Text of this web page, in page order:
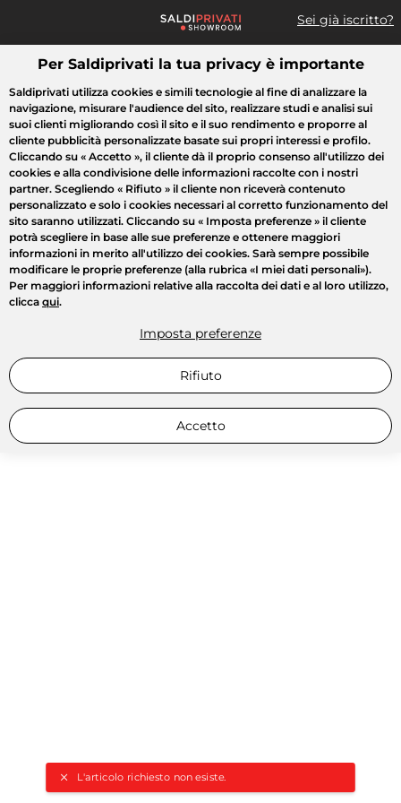
Sei già iscritto?
Cosa cerchi?
L'articolo richiesto non esiste.
Tutte le vendite Moda Casa Bellezza Elettrodomestici
Per Saldiprivati la tua privacy è importante
Saldiprivati utilizza cookies e simili tecnologie al fine di analizzare la
navigazione, misurare l'audience del sito, realizzare studi e analisi sui
suoi clienti migliorando così il sito e il suo rendimento e proporre al
cliente pubblicità personalizzate basate sui propri interessi e profilo.
Cliccando su « Accetto », il cliente dà il proprio consenso all'utilizzo dei
cookies e alla condivisione delle informazioni raccolte con i nostri
partner. Scegliendo « Rifiuto » il cliente non riceverà contenuto
personalizzato e solo i cookies necessari al corretto funzionamento del
sito saranno utilizzati. Cliccando su « Imposta preferenze » il cliente
potrà scegliere in base alle sue preferenze e ottenere maggiori
informazioni in merito all'utilizzo dei cookies. Sarà sempre possibile
modificare le proprie preferenze (alla rubrica «I miei dati personali»).
Per maggiori informazioni relative alla raccolta dei dati e al loro utilizzo,
clicca qui.
Imposta preferenze
Rifiuto
Accetto